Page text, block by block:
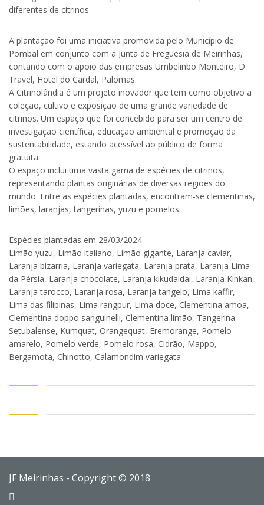
diferentes de citrinos.
A plantação foi uma iniciativa promovida pelo Município de
Pombal em conjunto com a Junta de Freguesia de Meirinhas,
contando com o apoio das empresas Umbelinbo Monteiro, D
Travel, Hotel do Cardal, Palomas.
A Citrinolândia é um projeto inovador que tem como objetivo a
coleção, cultivo e exposição de uma grande variedade de
citrinos. Um espaço que foi concebido para ser um centro de
investigação científica, educação ambiental e promoção da
sustentabilidade, estando acessível ao público de forma
gratuita.
O espaço inclui uma vasta gama de espécies de citrinos,
representando plantas originárias de diversas regiões do
mundo. Entre as espécies plantadas, encontram-se clementinas,
limões, laranjas, tangerinas, yuzu e pomelos.
Espécies plantadas em 28/03/2024
Limão yuzu, Limão italiano, Limão gigante, Laranja caviar,
Laranja bizarria, Laranja variegata, Laranja prata, Laranja Lima
da Pérsia, Laranja chocolate, Laranja kikudaidai, Laranja Kinkan,
Laranja tarocco, Laranja rosa, Laranja tangelo, Lima kaffir,
Lima das filipinas, Lima rangpur, Lima doce, Clementina amoa,
Clementina doppo sanguinelli, Clementina limão, Tangerina
Setubalense, Kumquat, Orangequat, Eremorange, Pomelo
amarelo, Pomelo verde, Pomelo rosa, Cidrão, Mappo,
Bergamota, Chinotto, Calamondim variegata
JF Meirinhas - Copyright © 2018